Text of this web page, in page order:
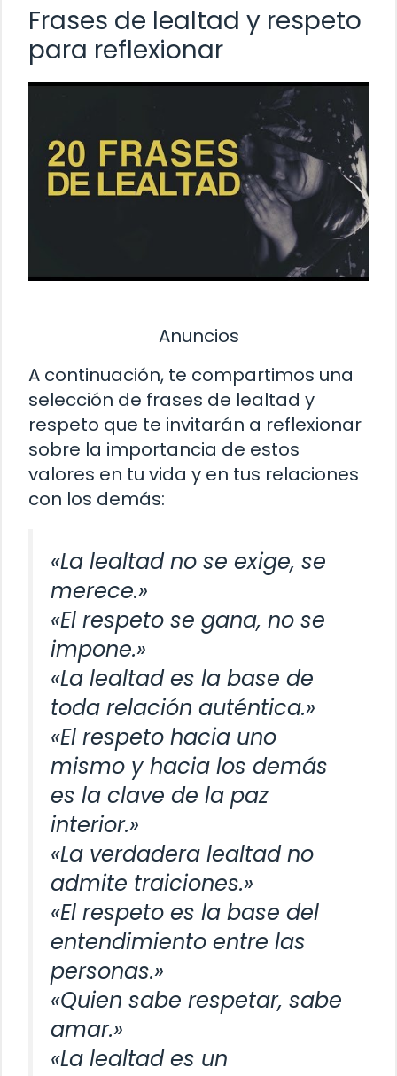
Frases de lealtad y respeto
para reflexionar
Anuncios
A continuación, te compartimos una
selección de frases de lealtad y
respeto que te invitarán a reflexionar
sobre la importancia de estos
valores en tu vida y en tus relaciones
con los demás:
«La lealtad no se exige, se
merece.»
«El respeto se gana, no se
impone.»
«La lealtad es la base de
toda relación auténtica.»
«El respeto hacia uno
mismo y hacia los demás
es la clave de la paz
interior.»
«La verdadera lealtad no
admite traiciones.»
«El respeto es la base del
entendimiento entre las
personas.»
«Quien sabe respetar, sabe
amar.»
«La lealtad es un